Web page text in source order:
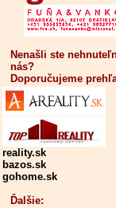
Nenašli ste
nás?
Doporučujeme
reality.sk
bazos.sk
gohome.sk
Ďalšie: